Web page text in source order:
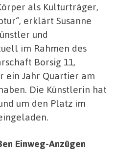
als Kulturträger,
erklärt Susanne
und
im Rahmen des
Borsig 11,
ein Jahr Quartier am
Die Künstlerin hat
um den Platz im
Einweg-Anzügen